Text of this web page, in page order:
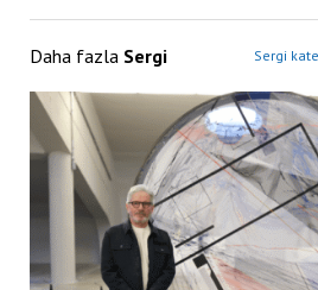
Daha fazla Sergi Sergi